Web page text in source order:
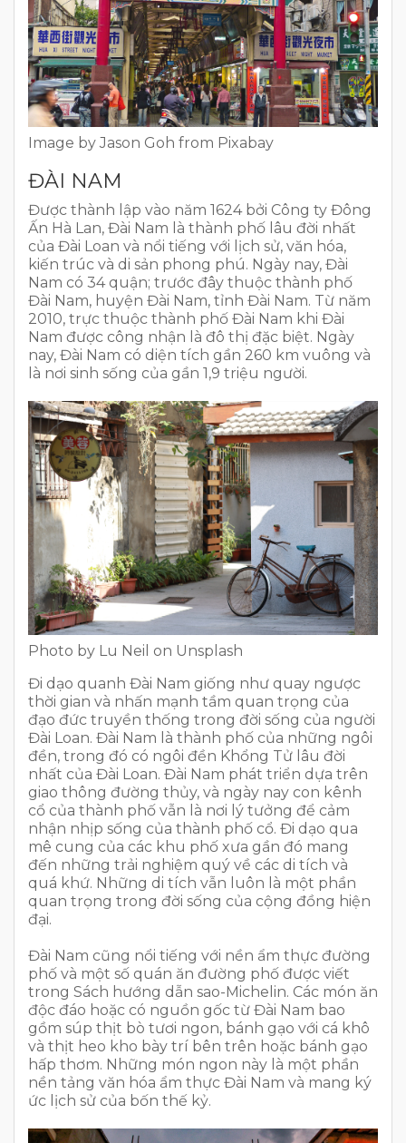
Image by Jason Goh from Pixabay
ĐÀI NAM
Được thành lập vào năm 1624 bởi Công ty Đông
Ấn Hà Lan, Đài Nam là thành phố lâu đời nhất
của Đài Loan và nổi tiếng với lịch sử, văn hóa,
kiến trúc và di sản phong phú. Ngày nay, Đài
Nam có 34 quận; trước đây thuộc thành phố
Đài Nam, huyện Đài Nam, tỉnh Đài Nam. Từ năm
2010, trực thuộc thành phố Đài Nam khi Đài
Nam được công nhận là đô thị đặc biệt. Ngày
nay, Đài Nam có diện tích gần 260 km vuông và
là nơi sinh sống của gần 1,9 triệu người.
Photo by Lu Neil on Unsplash
Đi dạo quanh Đài Nam giống như quay ngược
thời gian và nhấn mạnh tầm quan trọng của
đạo đức truyền thống trong đời sống của người
Đài Loan. Đài Nam là thành phố của những ngôi
đền, trong đó có ngôi đền Khổng Tử lâu đời
nhất của Đài Loan. Đài Nam phát triển dựa trên
giao thông đường thủy, và ngày nay con kênh
cổ của thành phố vẫn là nơi lý tưởng để cảm
nhận nhịp sống của thành phố cổ. Đi dạo qua
mê cung của các khu phố xưa gần đó mang
đến những trải nghiệm quý về các di tích và
quá khứ. Những di tích vẫn luôn là một phần
quan trọng trong đời sống của cộng đồng hiện
đại.
Đài Nam cũng nổi tiếng với nền ẩm thực đường
phố và một số quán ăn đường phố được viết
trong Sách hướng dẫn sao-Michelin. Các món ăn
độc đáo hoặc có nguồn gốc từ Đài Nam bao
gồm súp thịt bò tươi ngon, bánh gạo với cá khô
và thịt heo kho bày trí bên trên hoặc bánh gạo
hấp thơm. Những món ngon này là một phần
nền tảng văn hóa ẩm thực Đài Nam và mang ký
ức lịch sử của bốn thế kỷ.